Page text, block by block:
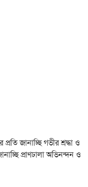
জানাচ্ছি গভীর শ্রদ্ধা ও
প্রাণঢালা অভিনন্দন ও